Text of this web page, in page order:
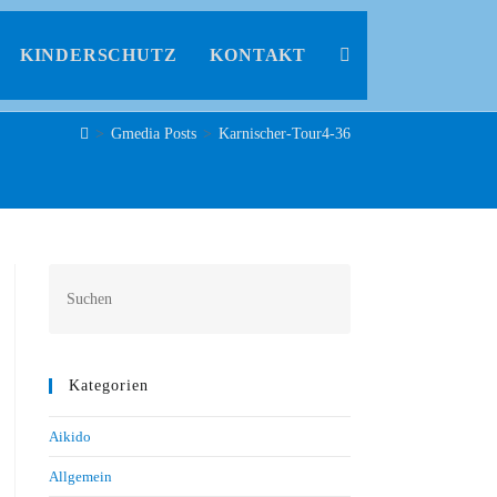
KINDERSCHUTZ KONTAKT
> Gmedia Posts > Karnischer-Tour4-36
Kategorien
Aikido
Allgemein